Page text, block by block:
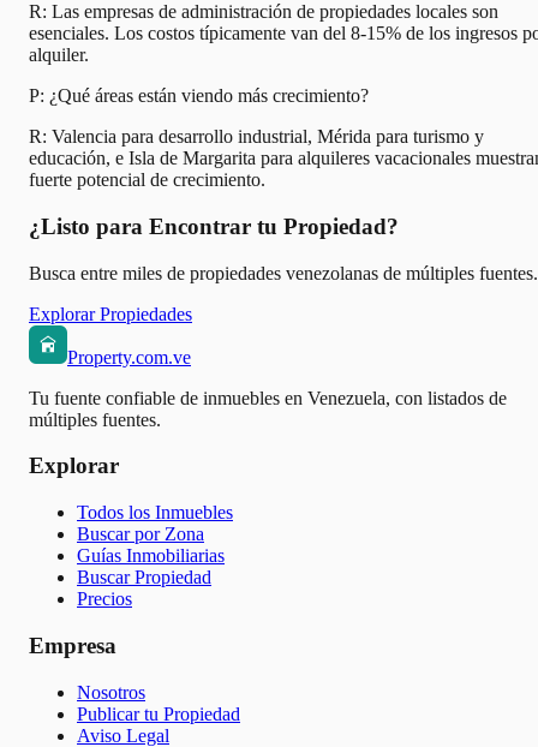
R: Las empresas de administración de propiedades locales son
esenciales. Los costos típicamente van del 8-15% de los ingresos
alquiler.
P: ¿Qué áreas están viendo más crecimiento?
R: Valencia para desarrollo industrial, Mérida para turismo y
educación, e Isla de Margarita para alquileres vacacionales
fuerte potencial de crecimiento.
¿Listo para Encontrar tu Propiedad?
Busca entre miles de propiedades venezolanas de múltiples fuentes.
Explorar Propiedades
Property.com.ve
Tu fuente confiable de inmuebles en Venezuela, con listados de
múltiples fuentes.
Explorar
Todos los Inmuebles
Buscar por Zona
Guías Inmobiliarias
Buscar Propiedad
Precios
Empresa
Nosotros
Publicar tu Propiedad
Aviso Legal